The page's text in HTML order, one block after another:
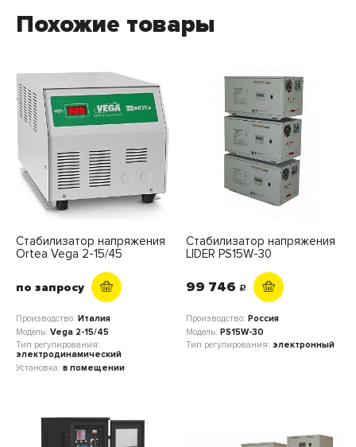
Похожие товары
Стабилизатор напряжения
Ortea Vega 2-15/45
по запросу
Производство: Италия
Модель: Vega 2-15/45
Тип регулирования:
электродинамический
Установка: в помещении
Стабилизатор напряжения
LIDER PS15W-30
99 746 c
Производство: Россия
Модель: PS15W-30
Тип регулирования: электронный